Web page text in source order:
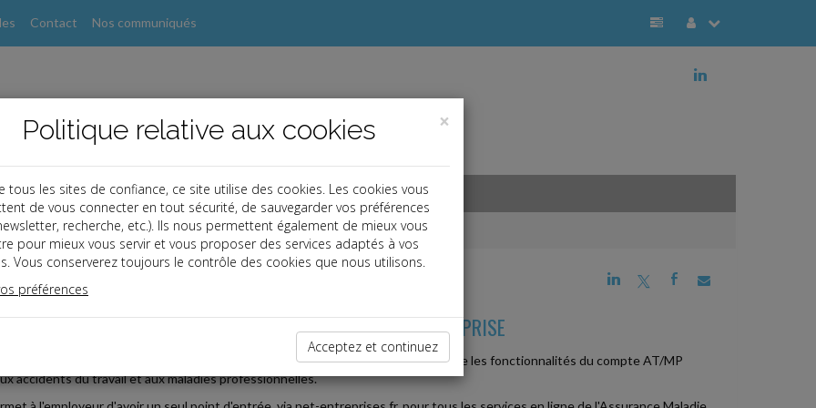
Contact Nos communiqués
j
j a b
07-24
DU COMPTE AT/MP INTÉGRÉES AU COMPTE ENTREPRISE
le 2 juillet 2024, le compte entreprise, accessible depuis net-entreprises.fr, intègre les fonctionnalités du compte AT/MP
accidents du travail et aux maladies professionnelles.
×
Politique relative aux cookies
tous les sites de confiance, ce site utilise des cookies. Les cookies vous
de vous connecter en tout sécurité, de sauvegarder vos préférences
recherche, etc.). Ils nous permettent également de mieux vous
pour mieux vous servir et vous proposer des services adaptés à vos
Vous conserverez toujours le contrôle des cookies que nous utilisons.
préférences
Acceptez et continuez